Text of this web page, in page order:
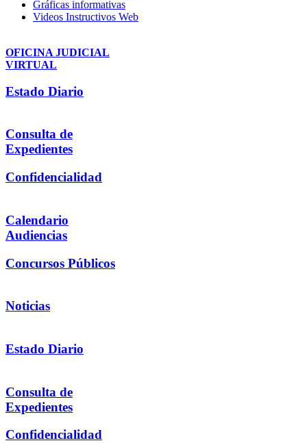
Gráficas informativas
Videos Instructivos Web
OFICINA JUDICIAL
VIRTUAL
Estado Diario
Consulta de
Expedientes
Confidencialidad
Calendario
Audiencias
Concursos Públicos
Noticias
Estado Diario
Consulta de
Expedientes
Confidencialidad